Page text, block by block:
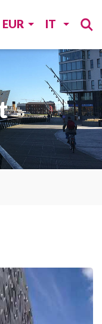
EUR IT